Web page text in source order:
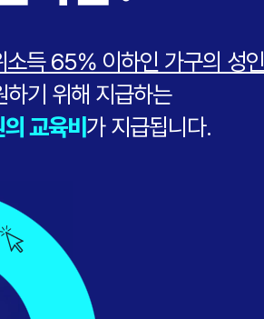
득 65% 이하인 가구의 성인
기 위해 지급하는
교육비 가 지급됩니다.